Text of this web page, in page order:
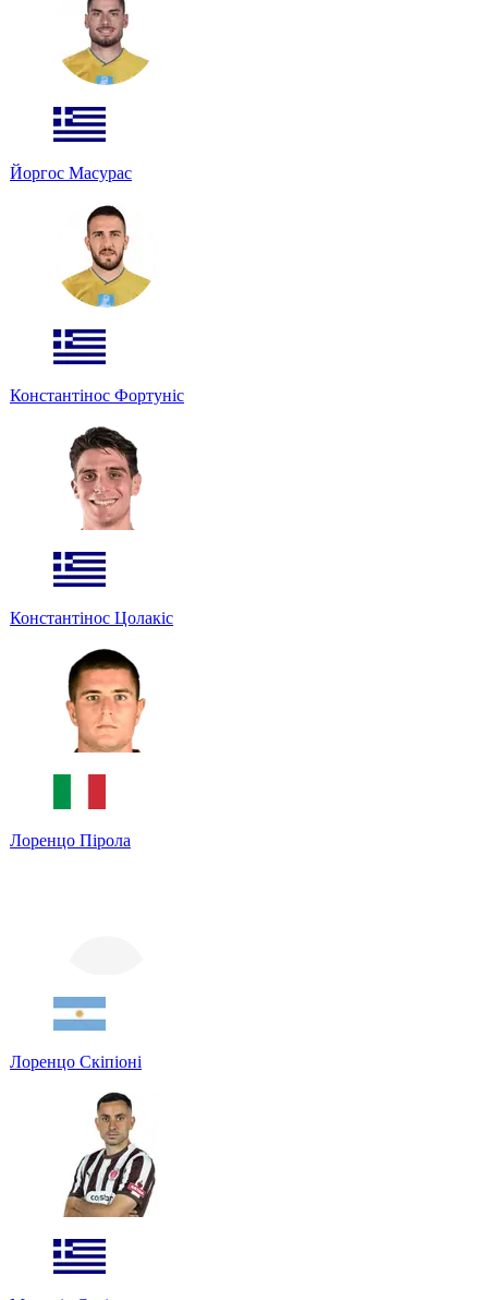
Йоргос Масурас
Константінос Фортуніс
Константінос Цолакіс
Лоренцо Пірола
Лоренцо Скіпіоні